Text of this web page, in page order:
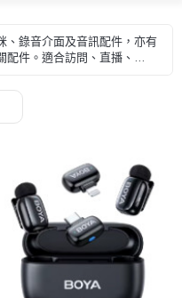
、錄音介面及音訊配件，亦有
配件。適合訪問、直播、
用途核對。